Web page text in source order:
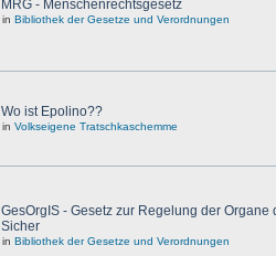
MRG - Menschenrechtsgesetz
in Bibliothek der Gesetze und Verordnungen
Wo ist Epolino??
in Volkseigene Tratschkaschemme
GesOrgIS - Gesetz zur Regelung der Organe
Sicher
in Bibliothek der Gesetze und Verordnungen